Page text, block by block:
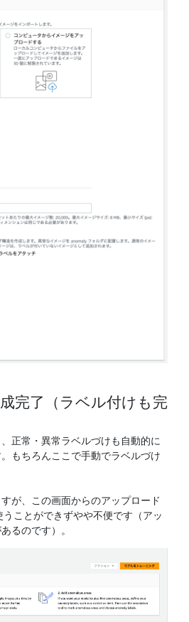
完了（ラベル付けも完
正常・異常ラベルづけも自動的に
もちろんここで手動でラベルづけ
が、この画面からのアップロード
ことができずやや不便です（アッ
るのです）。